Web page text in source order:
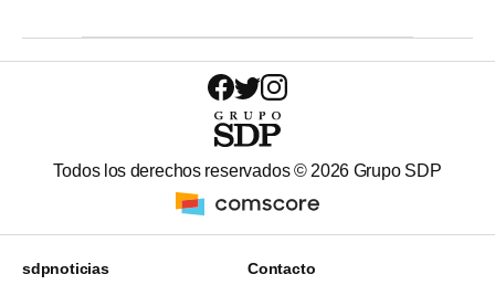
Todos los derechos reservados © 2026 Grupo SDP
sdpnoticias Contacto